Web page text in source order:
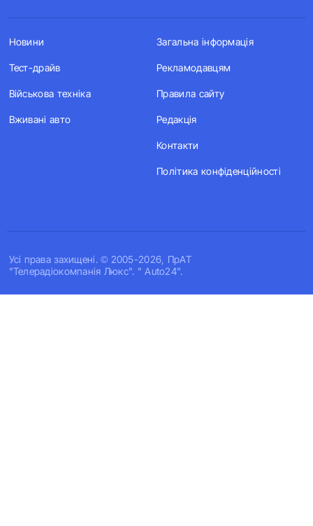
Усi права захищенi. © 2005-2026, ПрАТ
"Телерадіокомпанія Люкс". " Auto24".
Новини
Тест-драйв
Військова техніка
Вживані авто
Загальна інформація
Рекламодавцям
Правила сайту
Редакція
Контакти
Політика конфіденційності